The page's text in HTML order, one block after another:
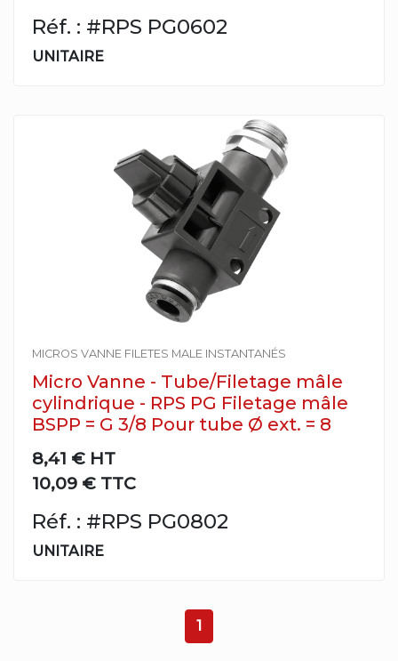
Réf. : #RPS PG0602
UNITAIRE
MICROS VANNE FILETES MALE INSTANTANÉS
Micro Vanne - Tube/Filetage mâle
cylindrique - RPS PG Filetage mâle
BSPP = G 3/8 Pour tube Ø ext. = 8
8,41 € HT
10,09 € TTC
Réf. : #RPS PG0802
UNITAIRE
1